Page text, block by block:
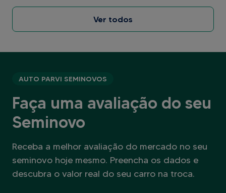
Ver todos
AUTO PARVI SEMINOVOS
Faça uma avaliação do seu
Seminovo
Receba a melhor avaliação do mercado no seu
seminovo hoje mesmo. Preencha os dados e
descubra o valor real do seu carro na troca.